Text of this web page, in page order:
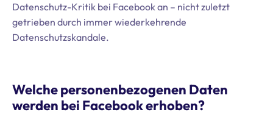
Datenschutz-Kritik bei Facebook an – nicht zuletzt
getrieben durch immer wiederkehrende
Datenschutzskandale.
Welche personenbezogenen Daten
werden bei Facebook erhoben?